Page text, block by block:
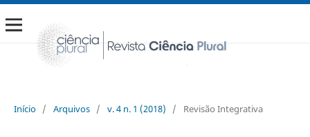
Início / Arquivos / v. 4 n. 1 (2018) / Revisão Integrativa